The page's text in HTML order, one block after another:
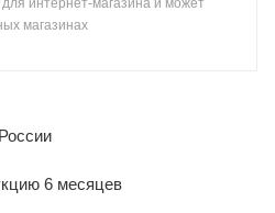
интернет-магазина и может
магазинах
6 месяцев